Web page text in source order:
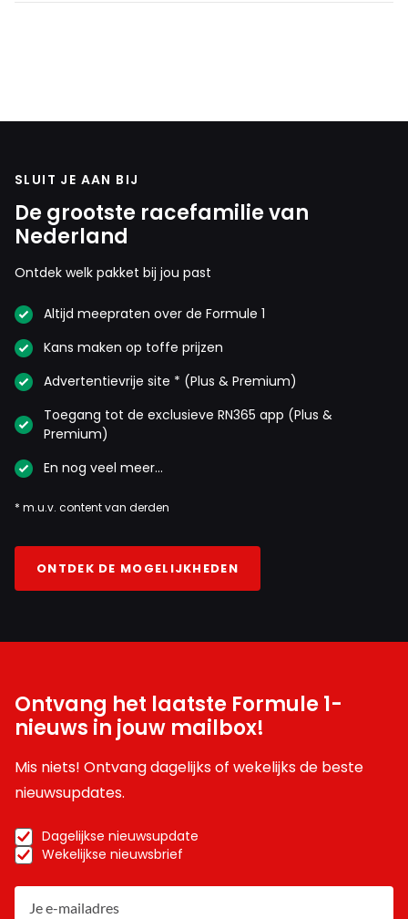
SLUIT JE AAN BIJ
De grootste racefamilie van
Nederland
Ontdek welk pakket bij jou past
Altijd meepraten over de Formule 1
Kans maken op toffe prijzen
Advertentievrije site * (Plus & Premium)
Toegang tot de exclusieve RN365 app (Plus &
Premium)
En nog veel meer…
* m.u.v. content van derden
ONTDEK DE MOGELIJKHEDEN
Ontvang het laatste Formule 1-
nieuws in jouw mailbox!
Mis niets! Ontvang dagelijks of wekelijks de beste
nieuwsupdates.
Dagelijkse nieuwsupdate
Wekelijkse nieuwsbrief